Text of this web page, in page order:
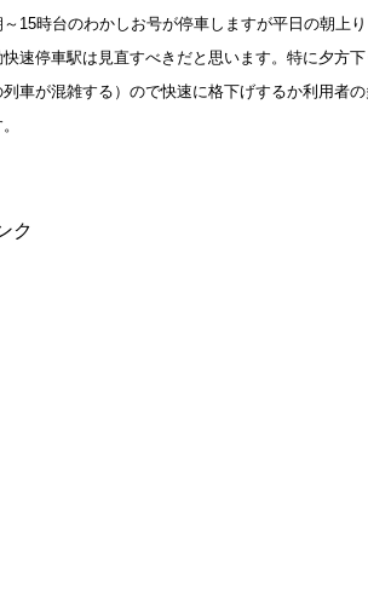
15時台のわかしお号が停車しますが平日の朝上
速停車駅は見直すべきだと思います。特に夕方
列車が混雑する）ので快速に格下げするか利用者
ク